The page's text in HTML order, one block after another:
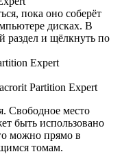
пока оно соберёт
дисках. В
раздел и щёлкнуть по
Свободное место
быть использовано
можно прямо в
томам.